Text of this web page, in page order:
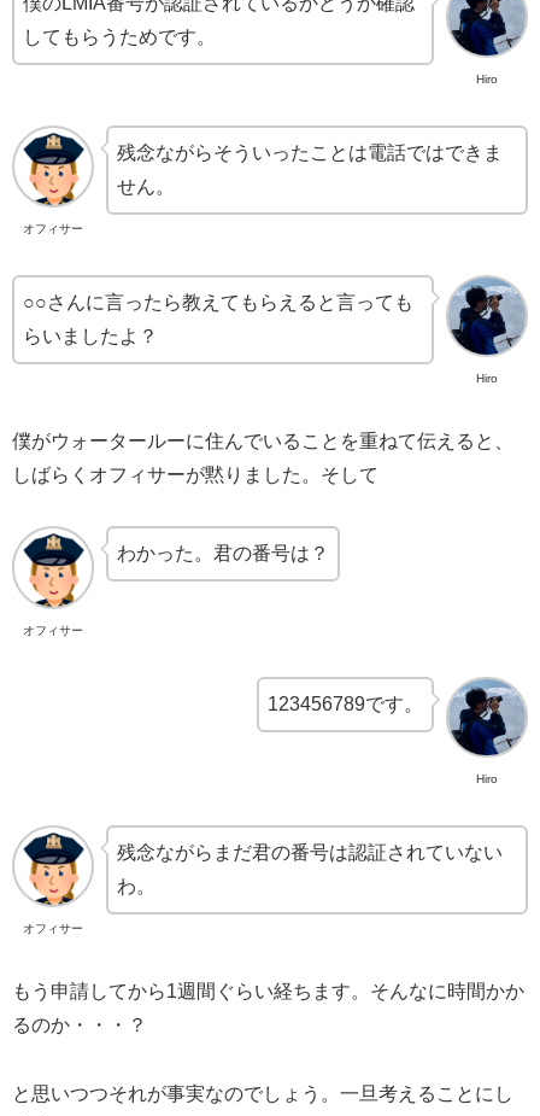
Hiro
してもらうためです。
オフィサー
残念ながらそういったことは電話ではできま
せん。
Hiro
○○さんに言ったら教えてもらえると言っても
らいましたよ？
僕がウォータールーに住んでいることを重ねて伝えると、
しばらくオフィサーが黙りました。そして
オフィサー
わかった。君の番号は？
Hiro
123456789です。
オフィサー
残念ながらまだ君の番号は認証されていない
わ。
もう申請してから1週間ぐらい経ちます。そんなに時間かか
るのか・・・？
と思いつつそれが事実なのでしょう。一旦考えることにし